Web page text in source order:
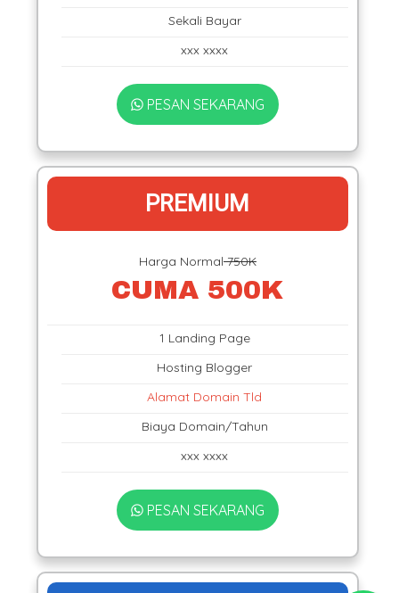
Sekali Bayar
xxx xxxx
PESAN SEKARANG
PREMIUM
Harga Normal750K
CUMA 500K
1 Landing Page
Hosting Blogger
Alamat Domain Tld
Biaya Domain/Tahun
xxx xxxx
PESAN SEKARANG